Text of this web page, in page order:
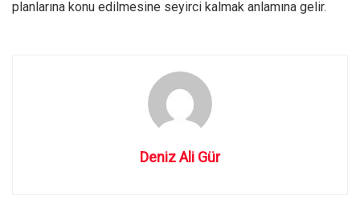
planlarına konu edilmesine seyirci kalmak anlamına gelir.
Deniz Ali Gür